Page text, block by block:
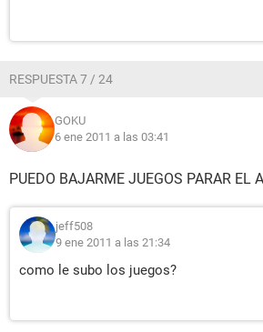
RESPUESTA 7 / 24
GOKU
6 ene 2011 a las 03:41
PUEDO BAJARME JUEGOS PARAR EL
jeff508
9 ene 2011 a las 21:34
como le subo los juegos?